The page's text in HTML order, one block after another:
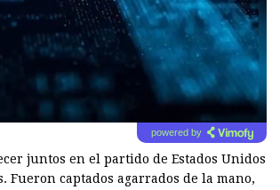
powered by
juntos en el partido de Estados Unidos
Fueron captados agarrados de la mano,